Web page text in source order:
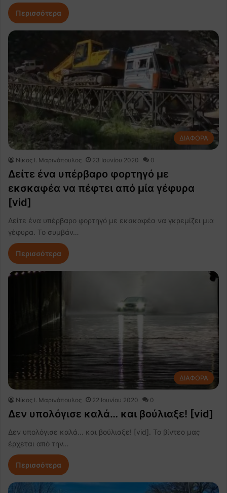
Περισσότερα
ΔΙΑΦΟΡΑ
Nίκος Ι. Mαρινόπουλος 23 Ιουνίου 2020 0
Δείτε ένα υπέρβαρο φορτηγό με
εκσκαφέα να πέφτει από μία γέφυρα
[vid]
Δείτε ένα υπέρβαρο φορτηγό με εκσκαφέα να γκρεμίζει μια
γέφυρα. To συμβάν…
Περισσότερα
ΔΙΑΦΟΡΑ
Nίκος Ι. Mαρινόπουλος 22 Ιουνίου 2020 0
Δεν υπολόγισε καλά… και βούλιαξε! [vid]
Δεν υπολόγισε καλά... και βούλιαξε! [vid]. Το βίντεο μας
έρχεται από την…
Περισσότερα